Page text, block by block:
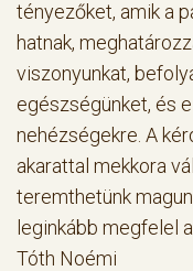
tényezőket, amik a
hatnak,
viszonyunkat,
egészségünket, és
nehézségekre. A
akarattal mekkora
teremthetünk
leginkább megfelel
Tóth Noémi